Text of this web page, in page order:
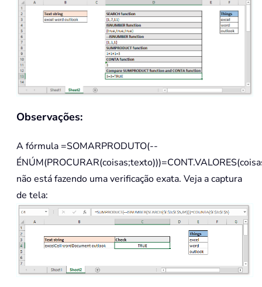
Observações:
A fórmula =SOMARPRODUTO(--
não está fazendo uma verificação exata. Veja a captura
de tela: